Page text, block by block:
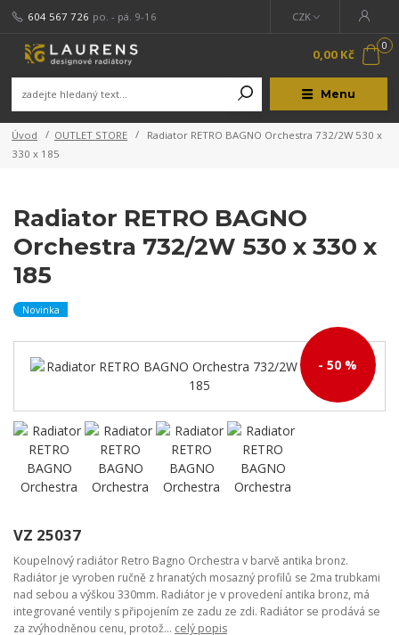
Menu
CZK
604 567 726 po. - pá. 9-16
0
0,00 Kč
Úvod OUTLET STORE
Radiator RETRO BAGNO Orchestra 732/2W 530 x
330 x 185
Radiator RETRO BAGNO
Orchestra 732/2W 530 x 330 x
185
Novinka
- 50 %
VZ 25037
Koupelnový radiátor Retro Bagno Orchestra v barvě antika bronz.
Radiátor je vyroben ručně z hranatých mosazný profilů se 2ma trubkami
nad sebou a výškou 330mm. Radiátor je v provedení antika bronz, má
integrované ventily s připojením ze zadu ze zdi. Radiátor se prodává se
za zvýhodněnou cenu, protož... celý popis